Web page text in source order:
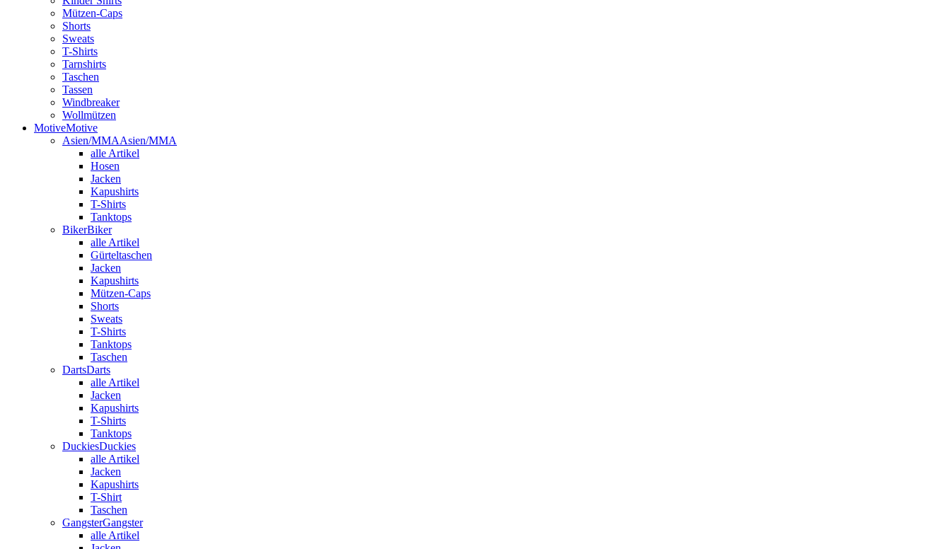
Mützen-Caps
Shorts
Sweats
T-Shirts
Tarnshirts
Taschen
Tassen
Windbreaker
Wollmützen
MotiveMotive
Asien/MMAAsien/MMA
alle Artikel
Hosen
Jacken
Kapushirts
T-Shirts
Tanktops
BikerBiker
alle Artikel
Gürteltaschen
Jacken
Kapushirts
Mützen-Caps
Shorts
Sweats
T-Shirts
Tanktops
Taschen
DartsDarts
alle Artikel
Jacken
Kapushirts
T-Shirts
Tanktops
DuckiesDuckies
alle Artikel
Jacken
Kapushirts
T-Shirt
Taschen
GangsterGangster
alle Artikel